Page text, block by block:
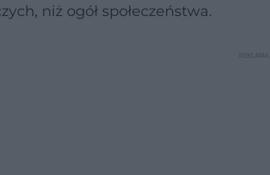
niż ogół społeczeństwa.